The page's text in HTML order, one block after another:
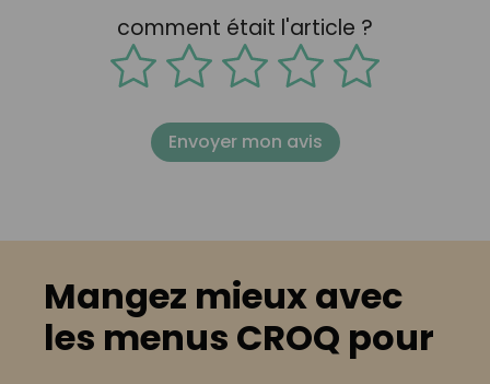
comment était l'article ?
Envoyer mon avis
Mangez mieux avec
les menus CROQ pour